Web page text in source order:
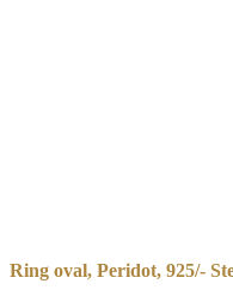
Ring oval, Peridot, 925/-